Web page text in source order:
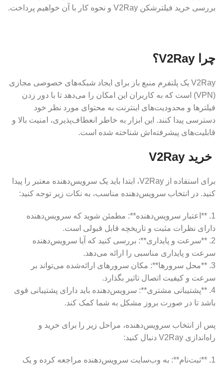
بررسی خرید فیلترشکن V2Ray و نحوه کار با آن خواهیم پرداخت.
چرا V2Ray؟
V2Ray یک پلتفرم منبع باز برای ایجاد شبکه‌های خصوصی مجازی
(VPN) است که به کاربران این امکان را می‌دهد تا با دور زدن
فیلترها و محدودیت‌های اینترنت به محتوای مورد نظر خود
دسترسی پیدا کنند. این ابزار به خاطر انعطاف‌پذیری، امنیت بالا و
قابلیت‌های پیشرفته‌اش شناخته شده است.
خرید V2Ray
برای استفاده از V2Ray، ابتدا باید یک سرویس‌دهنده معتبر را پیدا
کنید. در انتخاب سرویس‌دهنده مناسب، به نکات زیر توجه کنید:
1. **اعتبار سرویس‌دهنده**: مطمئن شوید که سرویس‌دهنده
دارای نظرات مثبت و تاریخچه قابل قبولی است.
2. **سرعت و پایداری**: بررسی کنید که آیا سرویس‌دهنده
سرعت و پایداری مناسبی را ارائه می‌دهد.
3. **محل سرورها**: مکان سرورهای ارائه‌شده می‌تواند بر
سرعت و کیفیت اتصال تاثیر بگذارد.
4. **پشتیبانی مشتری**: سرویس‌دهنده باید دارای پشتیبانی قوی
باشد تا در صورت بروز مشکل به شما کمک کند.
پس از انتخاب سرویس‌دهنده، مراحل زیر را برای خرید و
راه‌اندازی V2Ray دنبال کنید:
1. **ثبت‌نام**: به وب‌سایت سرویس‌دهنده مراجعه کرده و یک